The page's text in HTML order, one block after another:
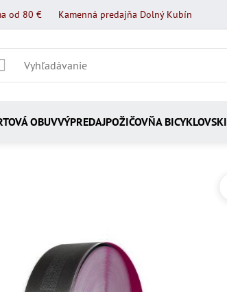
od 80 € Kamenná predajňa Dolný Kubín
OBUVVÝPREDAJPOŽIČOVŇA BICYKLOV